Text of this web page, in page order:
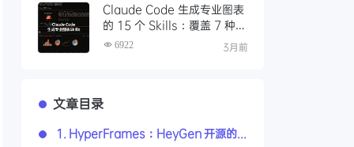
Claude Code 生成专业图表
的 15 个 Skills：覆盖 7 种渲
染引擎的完整指南
6922 3月前
文章目录
1. HyperFrames：HeyGen 开源的视频渲染框架